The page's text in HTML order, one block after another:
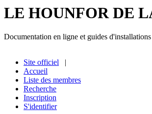
LE HOUNFOR DE
Documentation en ligne et guides
Site officiel |
Accueil
Liste des membres
Recherche
Inscription
S'identifier